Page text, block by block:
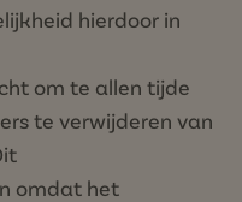
hierdoor in
om te allen tijde
te verwijderen van
omdat het